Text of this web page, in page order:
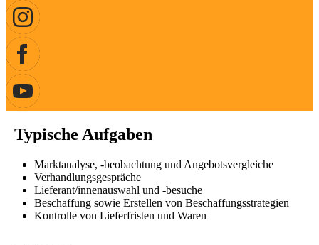
Typische Aufgaben
Marktanalyse, -beobachtung und Angebotsvergleiche
Verhandlungsgespräche
Lieferant/innenauswahl und -besuche
Beschaffung sowie Erstellen von Beschaffungsstrategien
Kontrolle von Lieferfristen und Waren